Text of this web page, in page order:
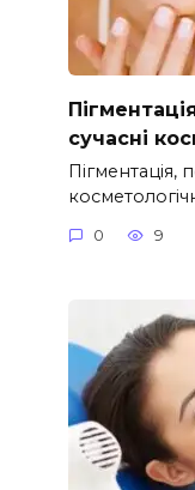
сучасні
Пігментація,
0 9